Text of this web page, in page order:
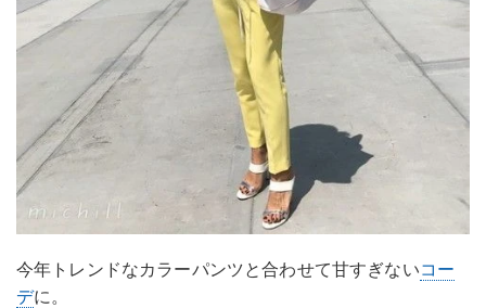
今年トレンドなカラーパンツと合わせて甘すぎないコー
デに。